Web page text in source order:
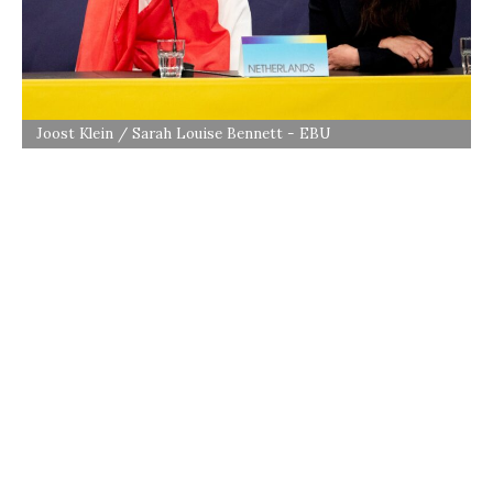
Joost Klein / Sarah Louise Bennett - EBU